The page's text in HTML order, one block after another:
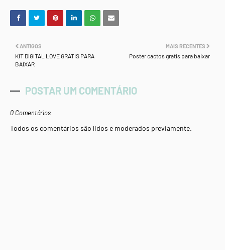
MAIS RECENTES
Poster cactos gratis para baixar
ANTIGOS
KIT DIGITAL LOVE GRATIS PARA
BAIXAR
POSTAR UM COMENTÁRIO
0 Comentários
Todos os comentários são lidos e moderados previamente.